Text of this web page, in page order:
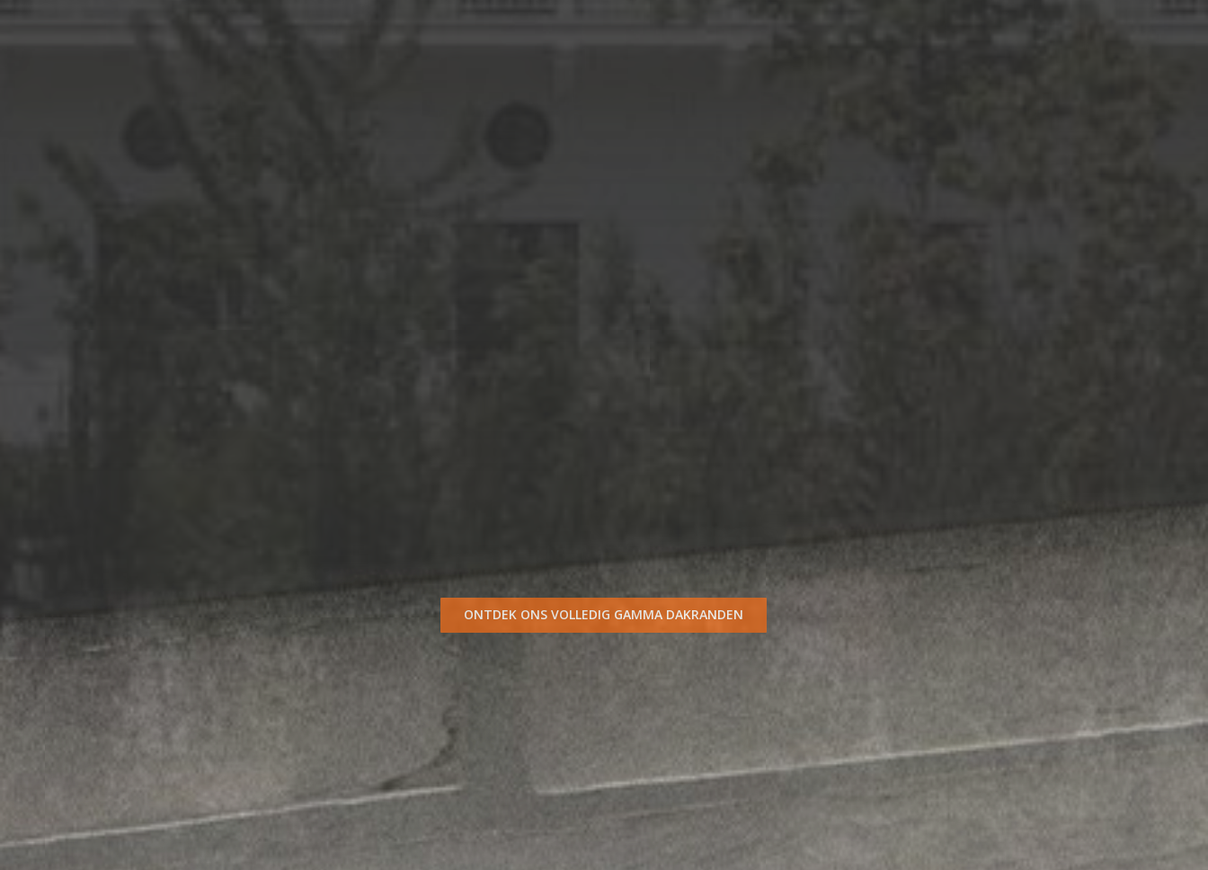
ONTDEK ONS VOLLEDIG GAMMA DAKRANDEN